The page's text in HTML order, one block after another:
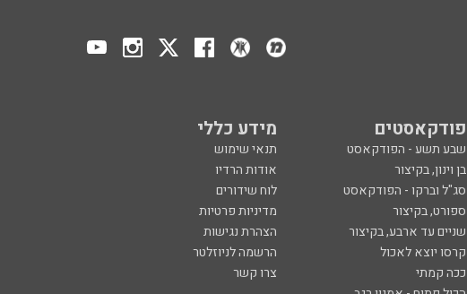
פודקאסטים מידע כללי
שבע תשע - הפודקאסט
תנאי שימוש
בן וינון, בקיצור
אודות הרדיו
סג"ל וברקו - הפודקאסט
לוח שידורים
ספורט, בקיצור
מדיניות פרטיות
שניים עד ארבע, בקיצור
הצהרת נגישות
קרסו יוצא לאכול
הרשמה לניוזלטר
ככה קמתי
צרו קשר